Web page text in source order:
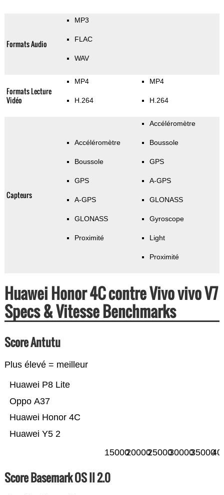
Formats Audio
MP3
FLAC
WAV
Formats Lecture
Vidéo
MP4
H.264
MP4
H.264
Capteurs
Accéléromètre
Boussole
GPS
A-GPS
GLONASS
Proximité
Accéléromètre
Boussole
GPS
A-GPS
GLONASS
Gyroscope
Light
Proximité
Huawei Honor 4C contre Vivo vivo V7
Specs & Vitesse Benchmarks
Score Antutu
Plus élevé = meilleur
Huawei Y5 2
Huawei Honor 4C
Oppo A37
Huawei P8 Lite
1500020000250003000035000
Score Basemark OS II 2.0